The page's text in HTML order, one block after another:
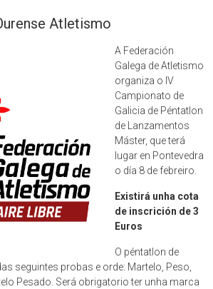
Atletismo
A Federación
Galega de Atletismo
organiza o IV
Campionato de
Galicia de Péntatlon
de Lanzamentos
Máster, que terá
lugar en Pontevedra
o día 8 de febreiro.
Existirá unha cota
de inscrición de 3
Euros
O péntatlon de
seguintes probas e orde: Martelo, Peso,
Pesado. Será obrigatorio ter unha marca